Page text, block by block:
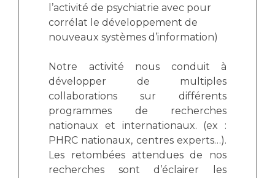
l’activité de psychiatrie avec pour
corrélat le développement de
nouveaux systèmes d’information)
Notre activité nous conduit à
développer de multiples
collaborations sur différents
programmes de recherches
nationaux et internationaux. (ex :
PHRC nationaux, centres experts…).
Les retombées attendues de nos
recherches sont d’éclairer les